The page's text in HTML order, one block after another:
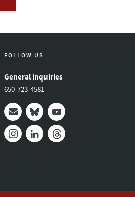
FOLLOW US
General inquiries
650-723-4581
Mail BlueskyYoutube